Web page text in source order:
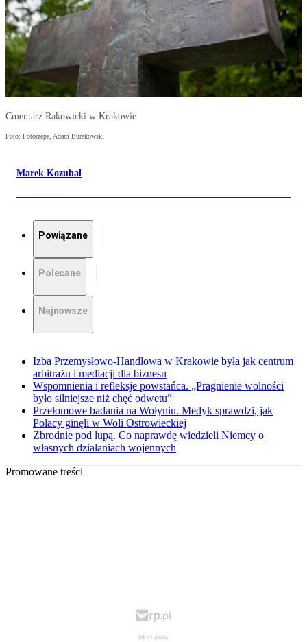
Cmentarz Rakowicki w Krakowie
Foto: Fotorzepa, Adam Burakowski
Marek Kozubal
Powiązane
Polecane
Najnowsze
Izba Przemysłowo-Handlowa w Krakowie była jak centrum
arbitrażu i mediacji dla biznesu
Wspomnienia i refleksje powstańca. „Pragnienie wolności
było silniejsze niż chęć odwetu”
Przełomowe badania na Wołyniu. Medyk sprawdzi, jak
Polacy ginęli w Woli Ostrowieckiej
Zbrodnie pod lupą. Co naprawdę wiedzieli Niemcy o
własnych działaniach wojennych
Promowane treści